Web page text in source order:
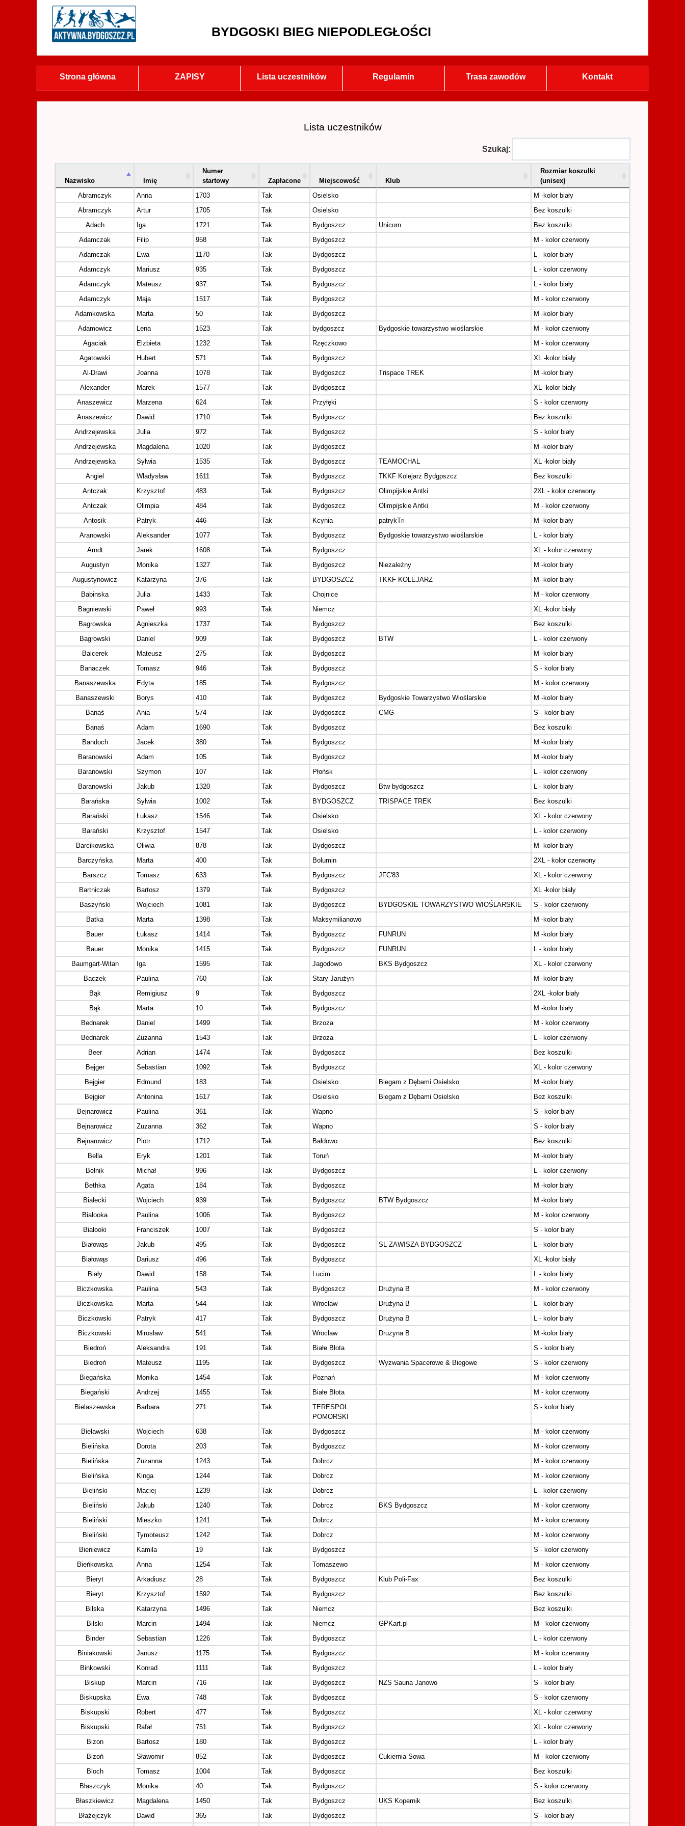
BYDGOSKI BIEG NIEPODLEGŁOŚCI
Strona główna ZAPISY Lista uczestników Regulamin Trasa zawodów Kontakt
Lista uczestników
Szukaj:
Nazwisko Imię
Numer
startowy
Zapłacone Miejscowość Klub
Rozmiar koszulki
(unisex)
Abramczyk
Anna 1703 Tak Osielsko
M -kolor biały
Abramczyk
Artur 1705 Tak Osielsko
Bez koszulki
Adach
Iga 1721 Tak Bydgoszcz Unicorn
Bez koszulki
Adamczak
Filip 958 Tak Bydgoszcz
M - kolor czerwony
Adamczak
Ewa 1170 Tak Bydgoszcz
L - kolor biały
Adamczyk
Mariusz 935 Tak Bydgoszcz
L - kolor czerwony
Adamczyk
Mateusz 937 Tak Bydgoszcz
L - kolor biały
Adamczyk
Maja 1517 Tak Bydgoszcz
M - kolor czerwony
Adamkowska
Marta 50 Tak Bydgoszcz
M -kolor biały
Adamowicz
Lena 1523 Tak bydgoszcz Bydgoskie towarzystwo wioślarskie
M - kolor czerwony
Agaciak
Elzbieta 1232 Tak Rzęczkowo
M - kolor czerwony
Agatowski
Hubert 571 Tak Bydgoszcz
XL -kolor biały
Al-Drawi
Joanna 1078 Tak Bydgoszcz Trispace TREK
M -kolor biały
Alexander
Marek 1577 Tak Bydgoszcz
XL -kolor biały
Anaszewicz
Marzena 624 Tak Przyłęki
S - kolor czerwony
Anaszewicz
Dawid 1710 Tak Bydgoszcz
Bez koszulki
Andrzejewska
Julia 972 Tak Bydgoszcz
S - kolor biały
Andrzejewska
Magdalena 1020 Tak Bydgoszcz
M -kolor biały
Andrzejewska
Sylwia 1535 Tak Bydgoszcz TEAMOCHAL
XL -kolor biały
Angiel
Władysław 1611 Tak Bydgoszcz TKKF Kolejarz Bydgpszcz
Bez koszulki
Antczak
Krzysztof 483 Tak Bydgoszcz Olimpijskie Antki
2XL - kolor czerwony
Antczak
Olimpia 484 Tak Bydgoszcz Olimpijskie Antki
M - kolor czerwony
Antosik
Patryk 446 Tak Kcynia patrykTri
M -kolor biały
Aranowski
Aleksander 1077 Tak Bydgoszcz Bydgoskie towarzystwo wioślarskie
L - kolor biały
Arndt
Jarek 1608 Tak Bydgoszcz
XL - kolor czerwony
Augustyn
Monika 1327 Tak Bydgoszcz Niezależny
M -kolor biały
Augustynowicz
Katarzyna 376 Tak BYDGOSZCZ TKKF KOLEJARZ
M -kolor biały
Babinska
Julia 1433 Tak Chojnice
M - kolor czerwony
Bagniewski
Paweł 993 Tak Niemcz
XL -kolor biały
Bagrowska
Agnieszka 1737 Tak Bydgoszcz
Bez koszulki
Bagrowski
Daniel 909 Tak Bydgoszcz BTW
L - kolor czerwony
Balcerek
Mateusz 275 Tak Bydgoszcz
M -kolor biały
Banaczek
Tomasz 946 Tak Bydgoszcz
S - kolor biały
Banaszewska
Edyta 185 Tak Bydgoszcz
M - kolor czerwony
Banaszewski
Borys 410 Tak Bydgoszcz Bydgoskie Towarzystwo Wioślarskie
M -kolor biały
Banaś
Ania 574 Tak Bydgoszcz CMG
S - kolor biały
Banaś
Adam 1690 Tak Bydgoszcz
Bez koszulki
Bandoch
Jacek 380 Tak Bydgoszcz
M -kolor biały
Baranowski
Adam 105 Tak Bydgoszcz
M -kolor biały
Baranowski
Szymon 107 Tak Płońsk
L - kolor czerwony
Baranowski
Jakub 1320 Tak Bydgoszcz Btw bydgoszcz
L - kolor biały
Barańska
Sylwia 1002 Tak BYDGOSZCZ TRISPACE TREK
Bez koszulki
Barański
Łukasz 1546 Tak Osielsko
XL - kolor czerwony
Barański
Krzysztof 1547 Tak Osielsko
L - kolor czerwony
Barcikowska
Oliwia 878 Tak Bydgoszcz
M -kolor biały
Barczyńska
Marta 400 Tak Bolumin
2XL - kolor czerwony
Barszcz
Tomasz 633 Tak Bydgoszcz JFC'83
XL - kolor czerwony
Bartniczak
Bartosz 1379 Tak Bydgoszcz
XL -kolor biały
Baszyński
Wojciech 1081 Tak Bydgoszcz BYDGOSKIE TOWARZYSTWO WIOŚLARSKIE
S - kolor czerwony
Batka
Marta 1398 Tak Maksymilianowo
M -kolor biały
Bauer
Łukasz 1414 Tak Bydgoszcz FUNRUN
M -kolor biały
Bauer
Monika 1415 Tak Bydgoszcz FUNRUN
L - kolor biały
Baumgart-Witan
Iga 1595 Tak Jagodowo BKS Bydgoszcz
XL - kolor czerwony
Bączek
Paulina 760 Tak Stary Jarużyn
M -kolor biały
Bąk
Remigiusz 9 Tak Bydgoszcz
2XL -kolor biały
Bąk
Marta 10 Tak Bydgoszcz
M -kolor biały
Bednarek
Daniel 1499 Tak Brzoza
M - kolor czerwony
Bednarek
Zuzanna 1543 Tak Brzoza
L - kolor czerwony
Beer
Adrian 1474 Tak Bydgoszcz
Bez koszulki
Bejger
Sebastian 1092 Tak Bydgoszcz
XL - kolor czerwony
Bejgier
Edmund 183 Tak Osielsko Biegam z Dębami Osielsko
M -kolor biały
Bejgier
Antonina 1617 Tak Osielsko Biegam z Dębami Osielsko
Bez koszulki
Bejnarowicz
Paulina 361 Tak Wapno
S - kolor biały
Bejnarowicz
Zuzanna 362 Tak Wapno
S - kolor biały
Bejnarowicz
Piotr 1712 Tak Bałdowo
Bez koszulki
Bella
Eryk 1201 Tak Toruń
M -kolor biały
Belnik
Michał 996 Tak Bydgoszcz
L - kolor czerwony
Bethka
Agata 184 Tak Bydgoszcz
M -kolor biały
Białecki
Wojciech 939 Tak Bydgoszcz BTW Bydgoszcz
M -kolor biały
Białooka
Paulina 1006 Tak Bydgoszcz
M - kolor czerwony
Białooki
Franciszek 1007 Tak Bydgoszcz
S - kolor biały
Białowąs
Jakub 495 Tak Bydgoszcz SL ZAWISZA BYDGOSZCZ
L - kolor biały
Białowąs
Dariusz 496 Tak Bydgoszcz
XL -kolor biały
Biały
Dawid 158 Tak Lucim
L - kolor biały
Biczkowska
Paulina 543 Tak Bydgoszcz Drużyna B
M - kolor czerwony
Biczkowska
Marta 544 Tak Wrocław Drużyna B
L - kolor biały
Biczkowski
Patryk 417 Tak Bydgoszcz Drużyna B
L - kolor biały
Biczkowski
Mirosław 541 Tak Wrocław Drużyna B
M -kolor biały
Biedroń
Aleksandra 191 Tak Białe Błota
S - kolor biały
Biedroń
Mateusz 1195 Tak Bydgoszcz Wyzwania Spacerowe & Biegowe
S - kolor czerwony
Biegańska
Monika 1454 Tak Poznań
M - kolor czerwony
Biegański
Andrzej 1455 Tak Białe Błota
M - kolor czerwony
Bielaszewska
Barbara 271 Tak
TERESPOL
POMORSKI
S - kolor biały
Bielawski Wojciech 638 Tak Bydgoszcz
M - kolor czerwony
Bielińska
Dorota 203 Tak Bydgoszcz
M - kolor czerwony
Bielińska
Zuzanna 1243 Tak Dobrcz
M - kolor czerwony
Bielińska
Kinga 1244 Tak Dobrcz
M - kolor czerwony
Bieliński
Maciej 1239 Tak Dobrcz
L - kolor czerwony
Bieliński
Jakub 1240 Tak Dobrcz BKS Bydgoszcz
M - kolor czerwony
Bieliński
Mieszko 1241 Tak Dobrcz
M - kolor czerwony
Bieliński
Tymoteusz 1242 Tak Dobrcz
M - kolor czerwony
Bieniewicz
Kamila 19 Tak Bydgoszcz
S - kolor czerwony
Bieńkowska
Anna 1254 Tak Tomaszewo
M - kolor czerwony
Bieryt
Arkadiusz 28 Tak Bydgoszcz Klub Poli-Fax
Bez koszulki
Bieryt
Krzysztof 1592 Tak Bydgoszcz
Bez koszulki
Bilska
Katarzyna 1496 Tak Niemcz
Bez koszulki
Bilski
Marcin 1494 Tak Niemcz GPKart.pl
M - kolor czerwony
Binder
Sebastian 1226 Tak Bydgoszcz
L - kolor czerwony
Biniakowski
Janusz 1175 Tak Bydgoszcz
M - kolor czerwony
Binkowski
Konrad 1111 Tak Bydgoszcz
L - kolor biały
Biskup
Marcin 716 Tak Bydgoszcz NZS Sauna Janowo
S - kolor biały
Biskupska
Ewa 748 Tak Bydgoszcz
S - kolor czerwony
Biskupski
Robert 477 Tak Bydgoszcz
XL - kolor czerwony
Biskupski
Rafał 751 Tak Bydgoszcz
XL - kolor czerwony
Bizon
Bartosz 180 Tak Bydgoszcz
L - kolor biały
Bizoń
Sławomir 852 Tak Bydgoszcz Cukiernia Sowa
M - kolor czerwony
Bloch
Tomasz 1004 Tak Bydgoszcz
Bez koszulki
Błaszczyk
Monika 40 Tak Bydgoszcz
S - kolor czerwony
Błaszkiewicz
Magdalena 1450 Tak Bydgoszcz UKS Kopernik
Bez koszulki
Błażejczyk
Dawid 365 Tak Bydgoszcz S - kolor biały